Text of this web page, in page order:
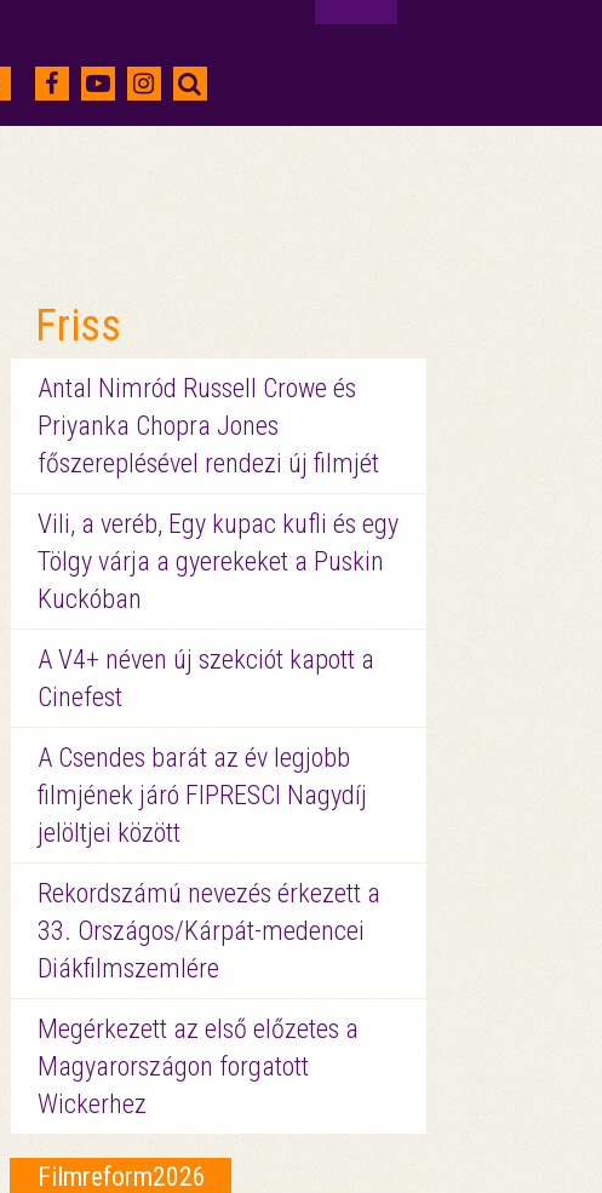
Friss
Antal Nimród Russell Crowe és
Priyanka Chopra Jones
főszereplésével rendezi új filmjét
Vili, a veréb, Egy kupac kufli és egy
Tölgy várja a gyerekeket a Puskin
Kuckóban
A V4+ néven új szekciót kapott a
Cinefest
A Csendes barát az év legjobb
filmjének járó FIPRESCI Nagydíj
jelöltjei között
Rekordszámú nevezés érkezett a
33. Országos/Kárpát-medencei
Diákfilmszemlére
Megérkezett az első előzetes a
Magyarországon forgatott
Wickerhez
Filmreform2026